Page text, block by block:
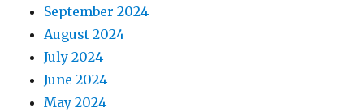
September 2024
August 2024
July 2024
June 2024
May 2024